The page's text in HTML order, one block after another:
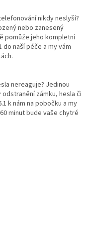
nikdy neslyší?
nebo zanesený
pomůže jeho kompletní
naší péče a my vám
nereaguje? Jedinou
zámku, hesla či
k nám na pobočku a my
minut bude vaše chytré